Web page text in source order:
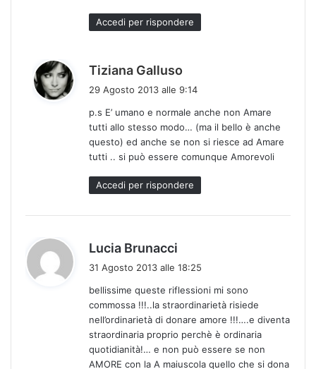
Accedi per rispondere
Tiziana Galluso
e
t
t
29 Agosto 2013 alle 9:14
p.s E’ umano e normale anche non Amare
tutti allo stesso modo… (ma il bello è anche
questo) ed anche se non si riesce ad Amare
tutti .. si può essere comunque Amorevoli
Accedi per rispondere
Lucia Brunacci
e
t
t
o
31 Agosto 2013 alle 18:25
bellissime queste riflessioni mi sono
commossa !!!..la straordinarietà risiede
nell’ordinarietà di donare amore !!!….e diventa
straordinaria proprio perchè è ordinaria
quotidianità!… e non può essere se non
AMORE con la A maiuscola quello che si dona